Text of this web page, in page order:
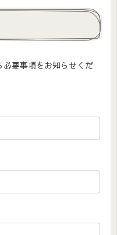
要事項をお知らせくだ